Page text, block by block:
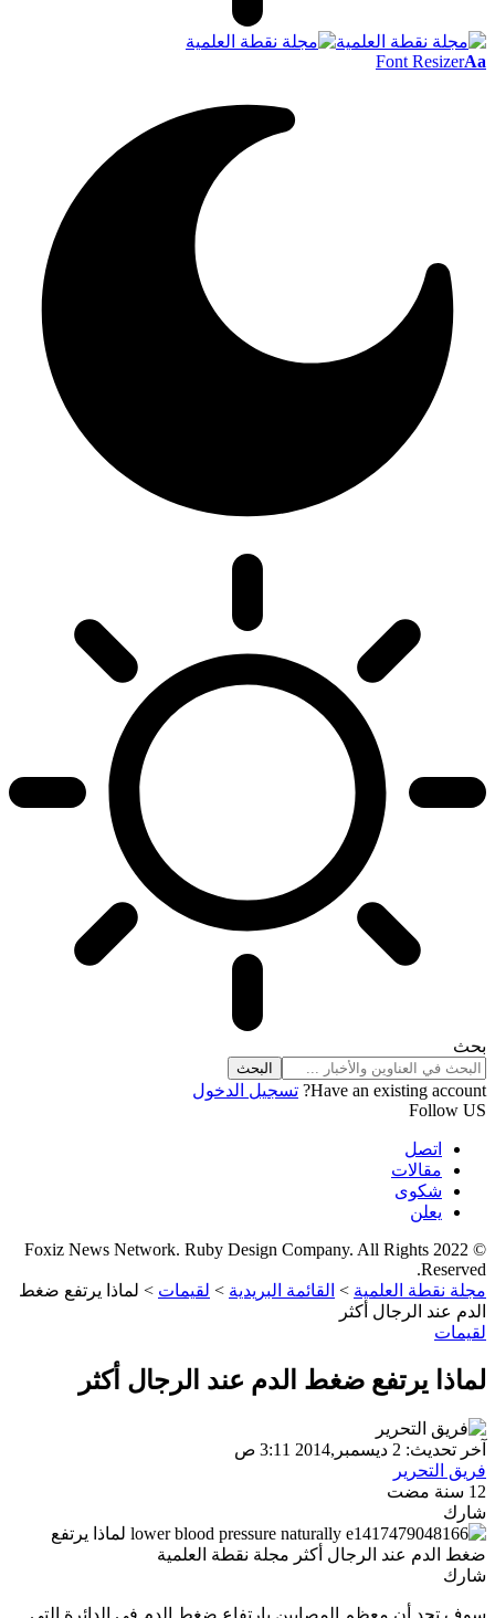
Font ResizerAa
بحث
Have an existing account?
تسجيل الدخول
Follow US
اتصل
مقالات
شكوى
يعلن
© 2022 Foxiz News Network. Ruby Design Company. All Rights
Reserved.
مجلة نقطة العلمية > القائمة البريدية > لقيمات > لماذا يرتفع ضغط
الدم عند الرجال أكثر
لقيمات
لماذا يرتفع ضغط الدم عند الرجال أكثر
آخر تحديث: 2 ديسمبر,2014 3:11 ص
فريق التحرير
12 سنة مضت
شارك
شارك
سوف تجد أن معظم المصابين بارتفاع ضغط الدم في الدائرة التي